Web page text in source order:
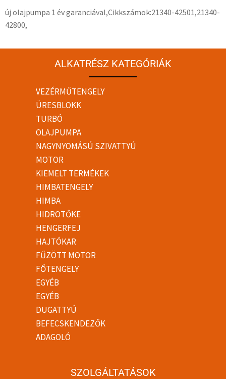
új olajpumpa 1 év garanciával,Cikkszámok:21340-42501,21340-
42800,
ALKATRÉSZ KATEGÓRIÁK
VEZÉRMŰTENGELY
ÜRESBLOKK
TURBÓ
OLAJPUMPA
NAGYNYOMÁSÚ SZIVATTYÚ
MOTOR
KIEMELT TERMÉKEK
HIMBATENGELY
HIMBA
HIDROTŐKE
HENGERFEJ
HAJTÓKAR
FŰZÖTT MOTOR
FŐTENGELY
EGYÉB
EGYÉB
DUGATTYÚ
BEFECSKENDEZŐK
ADAGOLÓ
SZOLGÁLTATÁSOK